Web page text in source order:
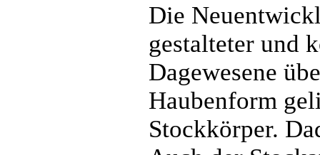
Die
gestalteter und
Dagewesene
Haubenform
Stockkörper.